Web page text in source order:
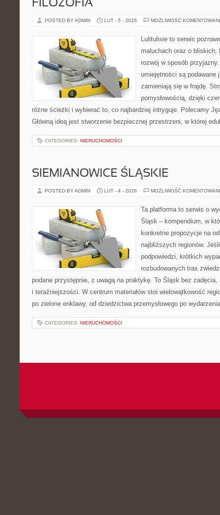
FILOZOFIA
POSTED BY ADMIN LUT - 5 - 2026 MOŻLIWOŚĆ
Lulitulisie to serwis
maluchach oraz o
rozwój w sposób
umiejętności są podawane
zamieniają się w frajdę.
pomysłowością, dzięki
różne ścieżki i wybierać to, co najbardziej intryguje. Polecamy
Główną ideą jest stworzenie bezpiecznej przestrzeni, w której
CATEGORIES: NIERUCHOMOŚCI
SIEMIANOWICE ŚLĄSKIE
POSTED BY ADMIN LUT - 4 - 2026 MOŻLIWOŚĆ
Ta platforma to serwis o
Śląsk – kompendium, w
konkretne propozycje na
najbliższych regionów.
podpowiedzi, krótkich
rozbudowanych tras
podane przystępnie, z uwagą na praktykę. To Śląsk bez
i teraźniejszości. W centrum materiałów stoi wielowątkowość
po zielone enklawy, od dziedzictwa przemysłowego po
CATEGORIES: NIERUCHOMOŚCI